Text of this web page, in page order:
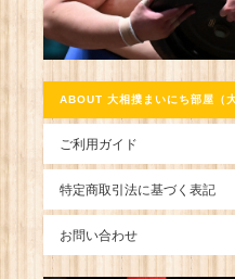
ABOUT 大相撲まいにち部屋（
ご利用ガイド
特定商取引法に基づく表記
お問い合わせ